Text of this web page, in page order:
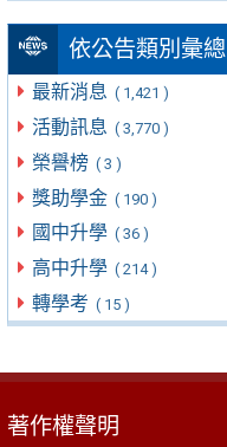
依公告類別彙總
最新消息 ( 1,421 )
活動訊息 ( 3,770 )
榮譽榜 ( 3 )
獎助學金 ( 190 )
國中升學 ( 36 )
高中升學 ( 214 )
轉學考 ( 15 )
著作權聲明